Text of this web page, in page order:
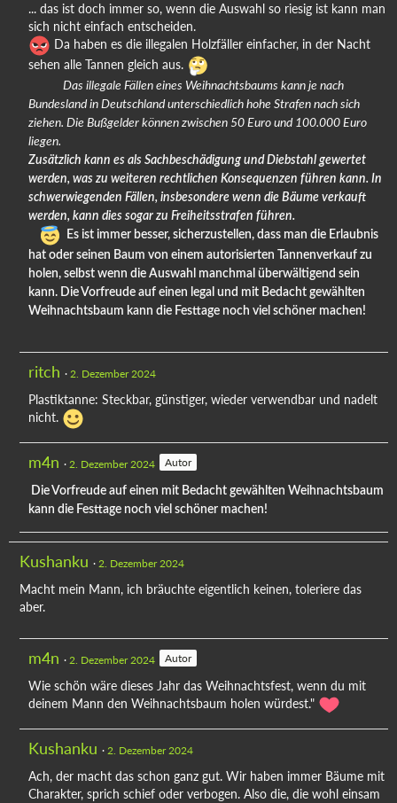
... das ist doch immer so, wenn die Auswahl so riesig ist kann man
sich nicht einfach entscheiden.
Da haben es die illegalen Holzfäller einfacher, in der Nacht
sehen alle Tannen gleich aus.
Das illegale Fällen eines Weihnachtsbaums kann je nach
Bundesland in Deutschland unterschiedlich hohe Strafen nach sich
ziehen. Die Bußgelder können zwischen 50 Euro und 100.000 Euro
liegen.
Zusätzlich kann es als Sachbeschädigung und Diebstahl gewertet
werden, was zu weiteren rechtlichen Konsequenzen führen kann. In
schwerwiegenden Fällen, insbesondere wenn die Bäume verkauft
werden, kann dies sogar zu Freiheitsstrafen führen.
Es ist immer besser, sicherzustellen, dass man die Erlaubnis
hat oder seinen Baum von einem autorisierten Tannenverkauf zu
holen, selbst wenn die Auswahl manchmal überwältigend sein
kann. Die Vorfreude auf einen legal und mit Bedacht gewählten
Weihnachtsbaum kann die Festtage noch viel schöner machen!
ritch 2. Dezember 2024
Plastiktanne: Steckbar, günstiger, wieder verwendbar und nadelt
nicht.
m4n 2. Dezember 2024 Autor
Die Vorfreude auf einen mit Bedacht gewählten Weihnachtsbaum
kann die Festtage noch viel schöner machen!
Kushanku 2. Dezember 2024
Macht mein Mann, ich bräuchte eigentlich keinen, toleriere das
aber.
m4n 2. Dezember 2024 Autor
Wie schön wäre dieses Jahr das Weihnachtsfest, wenn du mit
deinem Mann den Weihnachtsbaum holen würdest."
Kushanku 2. Dezember 2024
Ach, der macht das schon ganz gut. Wir haben immer Bäume mit
Charakter, sprich schief oder verbogen. Also die, die wohl einsam